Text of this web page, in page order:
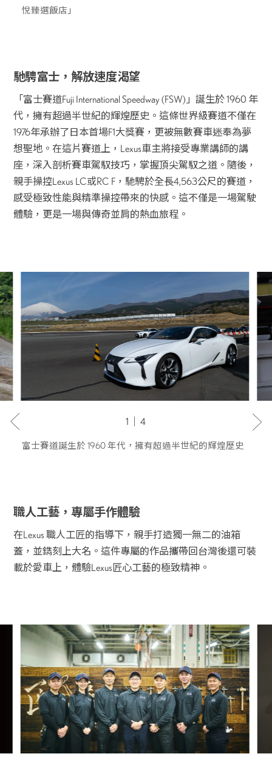
悅臻選飯店」
馳騁富士，解放速度渴望
「富士賽道Fuji International Speedway (FSW)」誕生於 1960 年
代，擁有超過半世紀的輝煌歷史。這條世界級賽道不僅在
1976年承辦了日本首場F1大獎賽，更被無數賽車迷奉為夢
想聖地。在這片賽道上，Lexus車主將接受專業講師的講
座，深入剖析賽車駕馭技巧，掌握頂尖駕馭之道。隨後，
親手操控Lexus LC或RC F，馳騁於全長4,563公尺的賽道，
感受極致性能與精準操控帶來的快感。這不僅是一場駕駛
體驗，更是一場與傳奇並肩的熱血旅程。
富士賽道誕生於 1960 年代，擁有超過半世紀的輝煌歷史
1｜4
職人工藝，專屬手作體驗
在Lexus 職人工匠的指導下，親手打造獨一無二的油箱
蓋，並鐫刻上大名。這件專屬的作品攜帶回台灣後還可裝
載於愛車上，體驗Lexus匠心工藝的極致精神。